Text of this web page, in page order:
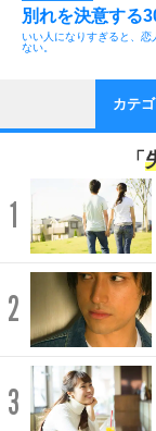
別れを決意する
いい人になりすぎると、恋
ない。
カテ
「
1
2
3